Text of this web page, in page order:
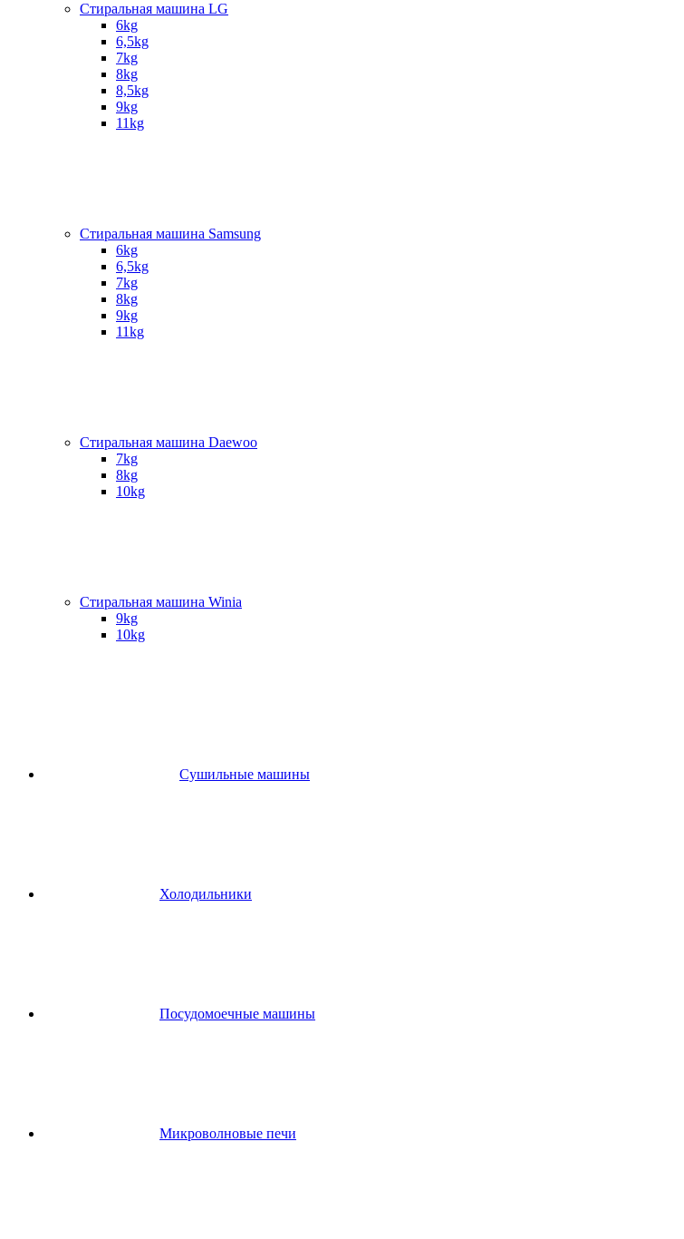
Стиральная машина LG
6kg
6,5kg
7kg
8kg
8,5kg
9kg
11kg
Стиральная машина Samsung
6kg
6,5kg
7kg
8kg
9kg
11kg
Стиральная машина Daewoo
7kg
8kg
10kg
Стиральная машина Winia
9kg
10kg
Сушильные машины
Холодильники
Посудомоечные машины
Микроволновые печи